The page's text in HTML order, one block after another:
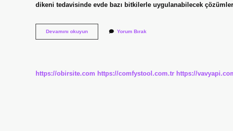
dikeni tedavisinde evde bazı bitkilerle uygulanabilecek
Devamını okuyunAyak
Bileği
Mi
Yorum Bırak
https://obirsite.com https://comfystool.com.tr https://